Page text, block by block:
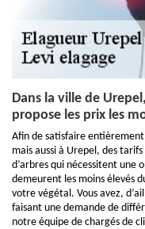
Dans la ville de
propose les prix les
Afin de satisfaire entièrement
mais aussi à Urepel, des
d’arbres qui nécessitent une
demeurent les moins élevés
votre végétal. Vous avez,
faisant une demande de
notre équipe de chargés de